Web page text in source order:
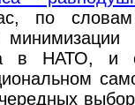
по
в НАТО, и